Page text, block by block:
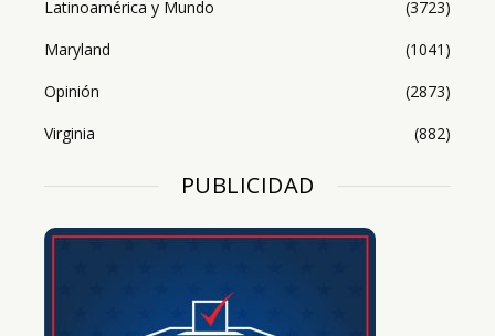
Latinoamérica y Mundo
(3723)
Maryland
(1041)
Opinión
(2873)
Virginia
(882)
PUBLICIDAD